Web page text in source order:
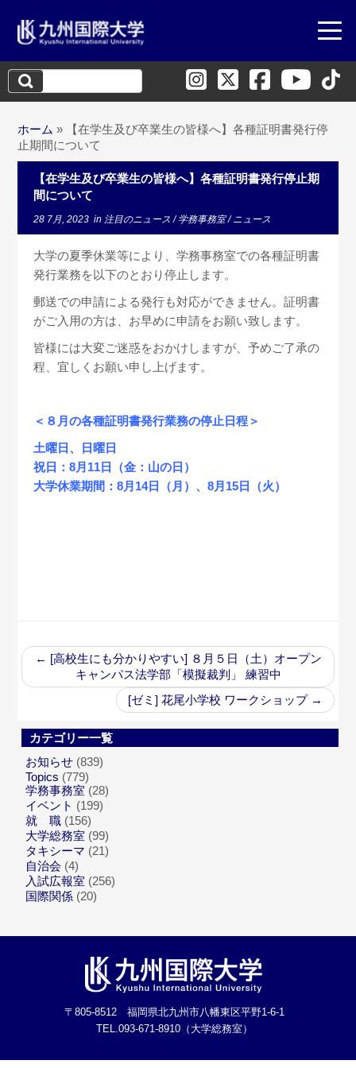
検
索:
ホーム »
【在学生及び卒業生の皆様へ】各種証明書発行停
止期間について
【在学生及び卒業生の皆様へ】各種証明書発行停止期
間について
28 7月, 2023 in 注目のニュース/学務事務室/ニュース
大学の夏季休業等により、学務事務室での各種証明書
発行業務を以下のとおり停止します。
郵送での申請による発行も対応ができません。証明書
がご入用の方は、お早めに申請をお願い致します。
皆様には大変ご迷惑をおかけしますが、予めご了承の
程、宜しくお願い申し上げます。
＜８月の各種証明書発行業務の停止日程＞
土曜日、日曜日
祝日：8月11日（金：山の日）
大学休業期間：8月14日（月）、8月15日（火）
← [高校生にも分かりやすい] ８月５日（土）オープン
キャンパス法学部「模擬裁判」 練習中
[ゼミ] 花尾小学校 ワークショップ →
カテゴリー一覧
お知らせ (839)
Topics (779)
学務事務室 (28)
イベント (199)
就 職 (156)
大学総務室 (99)
タキシーマ (21)
自治会 (4)
入試広報室 (256)
国際関係 (20)
〒805-8512 福岡県北九州市八幡東区平野1-6-1
TEL.093-671-8910（大学総務室）